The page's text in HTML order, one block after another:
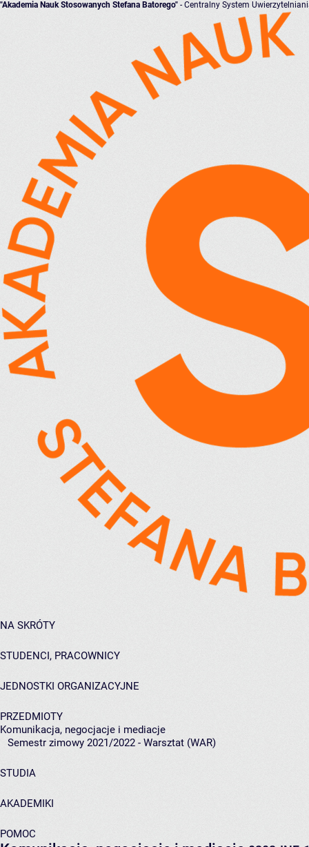
"Akademia Nauk Stosowanych Stefana Batorego" - Centralny System
NA SKRÓTY
STUDENCI, PRACOWNICY
JEDNOSTKI ORGANIZACYJNE
PRZEDMIOTY
Komunikacja, negocjacje i mediacje
Semestr zimowy 2021/2022 - Warsztat (WAR)
STUDIA
AKADEMIKI
POMOC